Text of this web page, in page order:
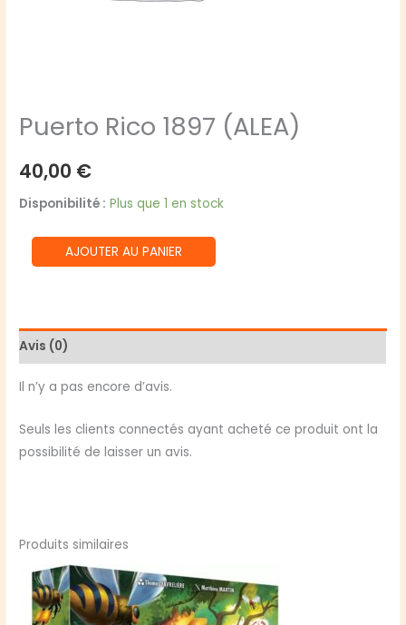
Puerto Rico 1897 (ALEA)
40,00 €
Disponibilité : Plus que 1 en stock
quantité
de
1897
(ALEA)
AJOUTER AU PANIER
Avis (0)
Il n’y a pas encore d’avis.
Seuls les clients connectés ayant acheté ce produit ont la
possibilité de laisser un avis.
Produits similaires